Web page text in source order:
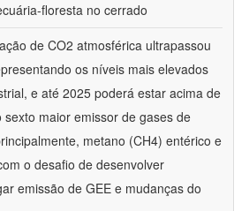
floresta no cerrado
de CO2 atmosférica ultrapassou
os níveis mais elevados
e até 2025 poderá estar acima de
maior emissor de gases de
metano (CH4) entérico e
o desafio de desenvolver
emissão de GEE e mudanças do